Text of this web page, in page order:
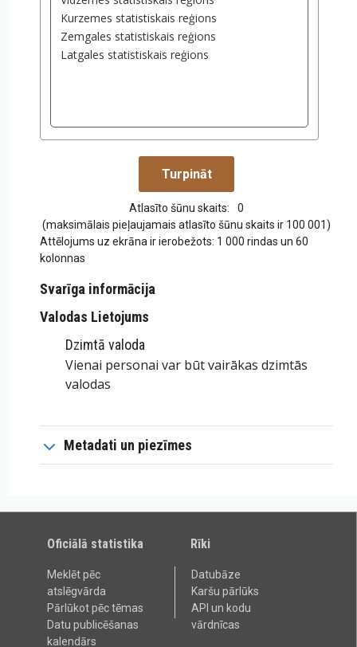
Atlasīto šūnu skaits:
0
(maksimālais pieļaujamais atlasīto šūnu skaits ir 100 001)
Attēlojums uz ekrāna ir ierobežots: 1 000 rindas un 60
kolonnas
Svarīga informācija
Valodas Lietojums
Dzimtā valoda
Vienai personai var būt vairākas dzimtās
valodas
Metadati un piezīmes
Oficiālā statistika
Meklēt pēc
atslēgvārda
Pārlūkot pēc tēmas
Datu publicēšanas
kalendārs
Rīki
Datubāze
Karšu pārlūks
API un kodu
vārdnīcas